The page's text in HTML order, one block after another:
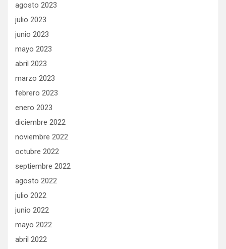
agosto 2023
julio 2023
junio 2023
mayo 2023
abril 2023
marzo 2023
febrero 2023
enero 2023
diciembre 2022
noviembre 2022
octubre 2022
septiembre 2022
agosto 2022
julio 2022
junio 2022
mayo 2022
abril 2022